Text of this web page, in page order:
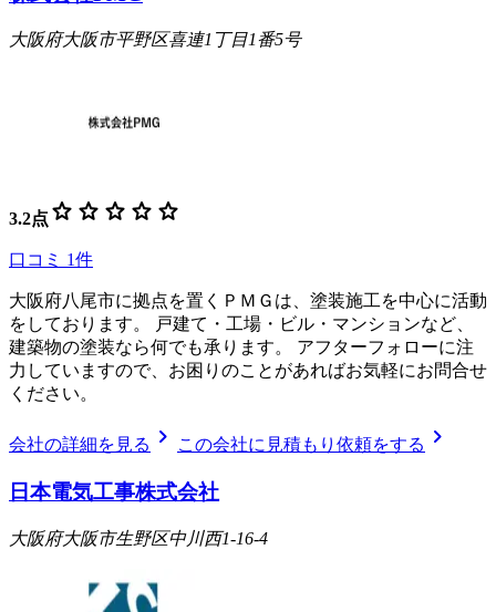
大阪府大阪市平野区喜連1丁目1番5号
3.2点 star star star star star
口コミ 1件
大阪府八尾市に拠点を置くＰＭＧは、塗装施工を中心に活動
をしております。 戸建て・工場・ビル・マンションなど、
建築物の塗装なら何でも承ります。 アフターフォローに注
力していますので、お困りのことがあればお気軽にお問合せ
ください。
会社の詳細を見る chevron_right この会社に見積もり依頼をする chevron_right
日本電気工事株式会社
大阪府大阪市生野区中川西1-16-4